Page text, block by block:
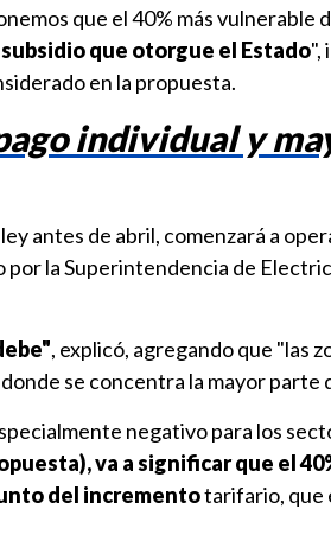
que el 40% más vulnerable
que otorgue el Estado",
en la propuesta.
individual y
antes de abril, comenzará a
por la Superintendencia de
, explicó, agregando que "las
se concentra la mayor parte
negativo para los
va a significar que el
del incrementotarifario, que